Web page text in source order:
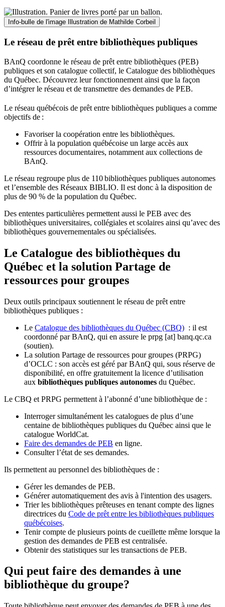
Info-bulle de l'image Illustration de Mathilde Corbeil
Le réseau de prêt entre bibliothèques publiques
BAnQ coordonne le réseau de prêt entre bibliothèques (PEB)
publiques et son catalogue collectif, le Catalogue des bibliothèques
du Québec. Découvrez leur fonctionnement ainsi que la façon
d’intégrer le réseau et de transmettre des demandes de PEB.
Le réseau québécois de prêt entre bibliothèques publiques a comme
objectifs de :
Favoriser la coopération entre les bibliothèques.
Offrir à la population québécoise un large accès aux
ressources documentaires, notamment aux collections de
BAnQ.
Le réseau regroupe plus de 110bibliothèques publiques autonomes
et l’ensemble des Réseaux BIBLIO. Il est donc à la disposition de
plus de 90 % de la population du Québec.
Des ententes particulières permettent aussi le PEB avec des
bibliothèques universitaires, collégiales et scolaires ainsi qu’avec des
bibliothèques gouvernementales ou spécialisées.
Le Catalogue des bibliothèques du
Québec et la solution Partage de
ressources pour groupes
Deux outils principaux soutiennent le réseau de prêt entre
bibliothèques publiques :
Le Catalogue des bibliothèques du Québec (CBQ) : il est
coordonné par BAnQ, qui en assure le prpg [at] banq.qc.ca
(soutien).
La solution Partage de ressources pour groupes (PRPG)
d’OCLC : son accès est géré par BAnQ qui, sous réserve de
disponibilité, en offre gratuitement la licence d’utilisation
aux bibliothèques publiques autonomes du Québec.
Le CBQ et PRPG permettent à l’abonné d’une bibliothèque de :
Interroger simultanément les catalogues de plus d’une
centaine de bibliothèques publiques du Québec ainsi que le
catalogue WorldCat.
Faire des demandes de PEB en ligne.
Consulter l’état de ses demandes.
Ils permettent au personnel des bibliothèques de :
Gérer les demandes de PEB.
Générer automatiquement des avis à l'intention des usagers.
Trier les bibliothèques prêteuses en tenant compte des lignes
directrices du Code de prêt entre les bibliothèques publiques
québécoises.
Tenir compte de plusieurs points de cueillette même lorsque la
gestion des demandes de PEB est centralisée.
Obtenir des statistiques sur les transactions de PEB.
Qui peut faire des demandes à une
bibliothèque du groupe?